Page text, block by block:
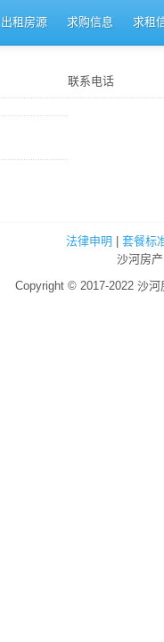
出租房源 求购信息 求租
联系电话
法律申明
套餐标
沙河房
Copyright © 2017-2022 沙